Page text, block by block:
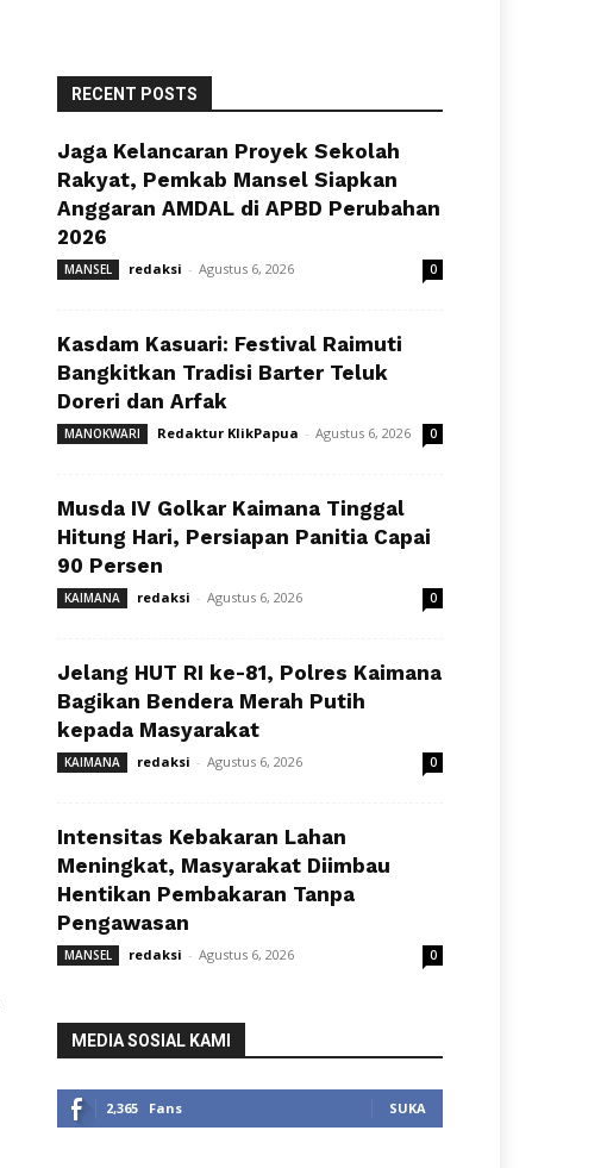
RECENT POSTS
Jaga Kelancaran Proyek Sekolah
Rakyat, Pemkab Mansel Siapkan
Anggaran AMDAL di APBD Perubahan
2026
MANSEL redaksi - Agustus 6, 2026 0
Kasdam Kasuari: Festival Raimuti
Bangkitkan Tradisi Barter Teluk
Doreri dan Arfak
MANOKWARI Redaktur KlikPapua - Agustus 6, 2026 0
Musda IV Golkar Kaimana Tinggal
Hitung Hari, Persiapan Panitia Capai
90 Persen
KAIMANA redaksi - Agustus 6, 2026 0
Jelang HUT RI ke-81, Polres Kaimana
Bagikan Bendera Merah Putih
kepada Masyarakat
KAIMANA redaksi - Agustus 6, 2026 0
Intensitas Kebakaran Lahan
Meningkat, Masyarakat Diimbau
Hentikan Pembakaran Tanpa
Pengawasan
MANSEL redaksi - Agustus 6, 2026 0
MEDIA SOSIAL KAMI
2,365 Fans SUKA